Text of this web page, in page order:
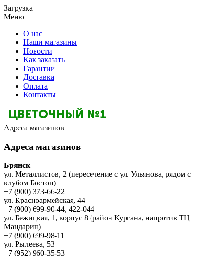
Загрузка
Меню
О нас
Наши магазины
Новости
Как заказать
Гарантии
Доставка
Оплата
Контакты
Адреса магазинов
Адреса магазинов
Брянск
ул. Металлистов, 2 (пересечение с ул. Ульянова, рядом с
клубом Бостон)
+7 (900) 373-66-22
ул. Красноармейская, 44
+7 (900) 699-90-44, 422-044
ул. Бежицкая, 1, корпус 8 (район Кургана, напротив ТЦ
Мандарин)
+7 (900) 699-98-11
ул. Рылеева, 53
+7 (952) 960-35-53